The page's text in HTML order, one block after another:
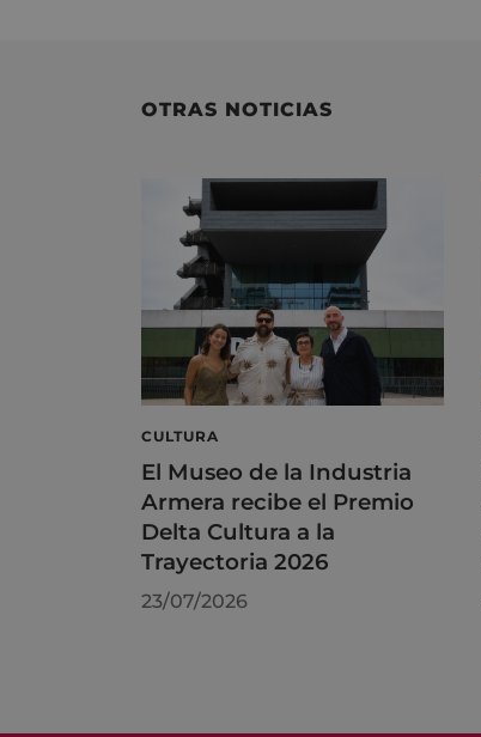
OTRAS NOTICIAS
CULTURA
El Museo de la Industria
Armera recibe el Premio
Delta Cultura a la
Trayectoria 2026
23/07/2026